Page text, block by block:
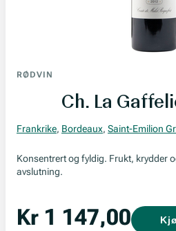
RØDVIN
Ch. La
Frankrike, Bordeaux, Saint-Emilion
Konsentrert og fyldig. Frukt, krydder
avslutning.
Kr 1 147,00